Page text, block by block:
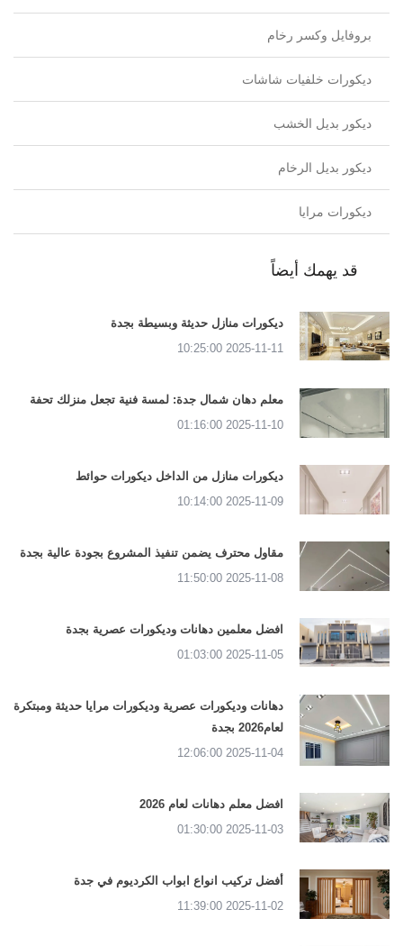
بروفايل وكسر رخام
ديكورات خلفيات شاشات
ديكور بديل الخشب
ديكور بديل الرخام
ديكورات مرايا
قد يهمك أيضاً
ديكورات منازل حديثة وبسيطة بجدة
2025-11-11 10:25:00
معلم دهان شمال جدة: لمسة فنية تجعل منزلك تحفة
2025-11-10 01:16:00
ديكورات منازل من الداخل ديكورات حوائط
2025-11-09 10:14:00
مقاول محترف يضمن تنفيذ المشروع بجودة عالية بجدة
2025-11-08 11:50:00
افضل معلمين دهانات وديكورات عصرية بجدة
2025-11-05 01:03:00
دهانات وديكورات عصرية وديكورات مرايا حديثة ومبتكرة
لعام2026 بجدة
2025-11-04 12:06:00
افضل معلم دهانات لعام 2026
2025-11-03 01:30:00
أفضل تركيب انواع ابواب الكرديوم في جدة
2025-11-02 11:39:00